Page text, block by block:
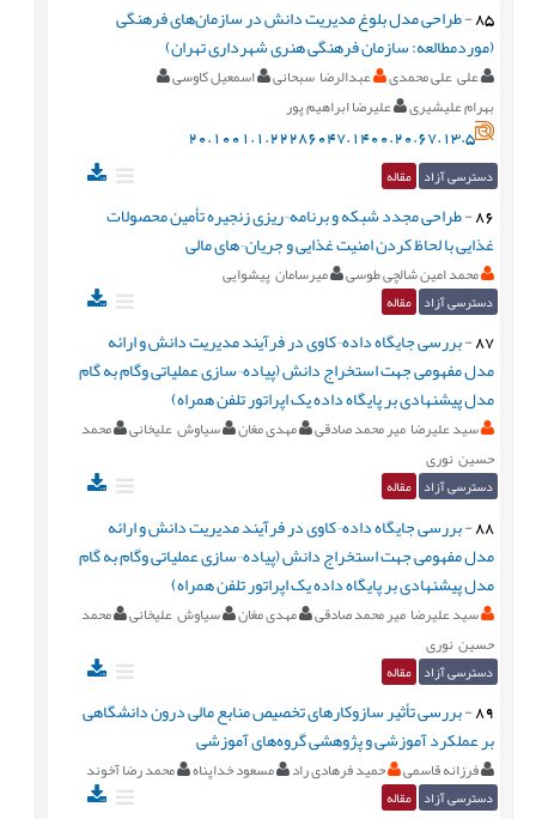
85
-طراحی مدل بلوغ مدیریت دانش در سازمان‌های فرهنگی
(موردمطالعه: سازمان فرهنگی هنری شهرداری تهران)
علی علی محمدی عبدالرضا سبحانی
اسمعیل کاوسی
بهرام علیشیری
علیرضا ابراهیم پور
20.1001.1.22286047.1400.20.67.13.5
دسترسی آزاد مقاله
86
-طراحی مجدد شبکه و برنامه¬ریزی زنجیره تأمین محصولات
غذایی با لحاظ کردن امنیت غذایی و جریان¬های مالی
محمد امین شالچی طوسی میرسامان پیشوایی
دسترسی آزاد مقاله
87
-بررسی جایگاه داده¬کاوی در فرآیند مدیریت دانش و ارائه
مدل مفهومی جهت استخراج دانش (پیاده¬سازی عملیاتی وگام به گام
مدل پیشنهادی بر پایگاه داده یک اپراتور تلفن همراه)
سید علیرضا میر محمد صادقی مهدی مغان سیاوش علیخانی
محمد
حسین نوری
دسترسی آزاد مقاله
88
-بررسی جایگاه داده¬کاوی در فرآیند مدیریت دانش و ارائه
مدل مفهومی جهت استخراج دانش (پیاده¬سازی عملیاتی وگام به گام
مدل پیشنهادی بر پایگاه داده یک اپراتور تلفن همراه)
سید علیرضا میر محمد صادقی مهدی مغان سیاوش علیخانی
محمد
حسین نوری
دسترسی آزاد مقاله
89
-بررسی تأثیر سازوکارهای تخصیص منابع مالی درون دانشگاهی
بر عملکرد آموزشی و پژوهشی گروه‌های آموزشی
فرزانه قاسمی حمید فرهادی راد مسعود خداپناه محمد رضا آخوند
دسترسی آزاد مقاله